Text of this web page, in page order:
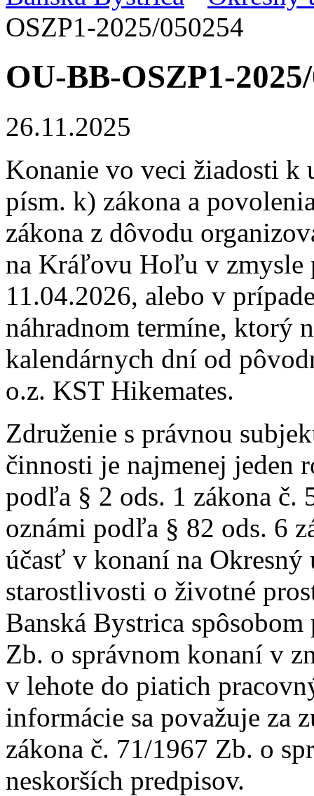
OSZP1-2025/050254
OU-BB-OSZP1-
26.11.2025
Konanie vo veci žiadosti k
písm. k) zákona a
zákona z dôvodu
na Kráľovu Hoľu v zmysle
11.04.2026, alebo v
náhradnom termíne, ktorý
kalendárnych dní od
o.z. KST Hikemates.
Združenie s právnou
činnosti je najmenej jeden
podľa § 2 ods. 1 zákona č.
oznámi podľa § 82 ods. 6
účasť v konaní na
starostlivosti o životné
Banská Bystrica
Zb. o správnom konaní v
v lehote do piatich
informácie sa považuje za
zákona č. 71/1967 Zb. o
neskorších predpisov.